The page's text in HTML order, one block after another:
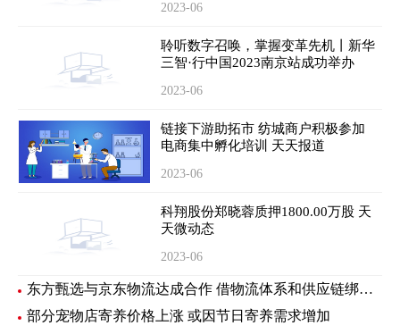
2023-06
聆听数字召唤，掌握变革先机丨新华
三智·行中国2023南京站成功举办
2023-06
链接下游助拓市 纺城商户积极参加
电商集中孵化培训 天天报道
2023-06
科翔股份郑晓蓉质押1800.00万股 天
天微动态
2023-06
东方甄选与京东物流达成合作 借物流体系和供应链绑定新样板
部分宠物店寄养价格上涨 或因节日寄养需求增加